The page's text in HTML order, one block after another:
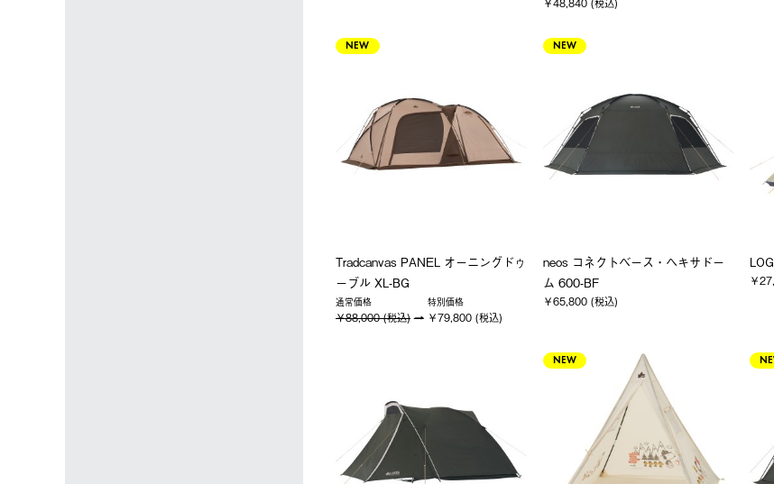
NEW
Tradcanvas PANEL オーニングドゥ
ーブル XL-BG
通常価格
￥88,000 (税込)
特別価格
￥79,800 (税込)
NEW
neos コネクトベース・ヘキサドー
ム 600-BF
￥65,800 (税込)
￥
NEW